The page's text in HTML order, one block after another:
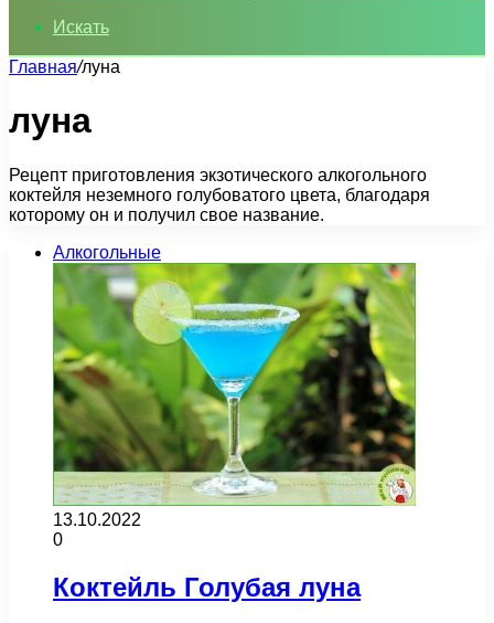
Искать
Главная/луна
луна
Рецепт приготовления экзотического алкогольного
коктейля неземного голубоватого цвета, благодаря
которому он и получил свое название.
Алкогольные
13.10.2022
0
Коктейль Голубая луна